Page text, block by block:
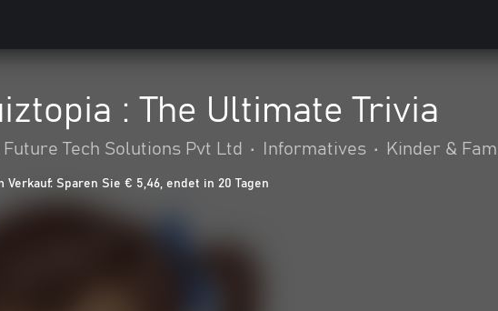
: The Ultimate Trivia
Future Tech Solutions Pvt Ltd • Informatives • Kinder &
Verkauf: Sparen Sie € 5,46, endet in 20 Tagen